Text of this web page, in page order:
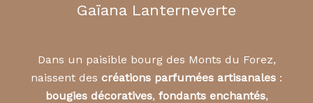
Gaïana Lanterneverte
Dans un paisible bourg des Monts du Forez,
naissent des créations parfumées artisanales :
bougies décoratives, fondants enchantés,